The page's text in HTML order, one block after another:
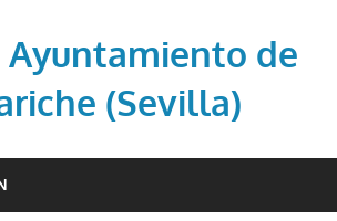
Ayuntamiento de
(Sevilla)